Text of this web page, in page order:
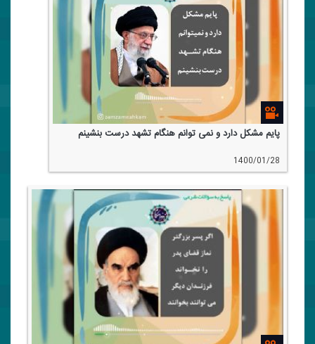
پایم مشكل دارد و نمی توانم هنگام تشهد درست بنشینم
1400/01/28